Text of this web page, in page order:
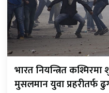
भारत नियन्त्रित कश्मिरमा
मुसलमान युवा प्रहरीतर्फ